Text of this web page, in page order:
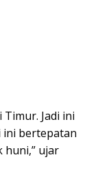
Jadi ini
ini bertepatan
huni,” ujar